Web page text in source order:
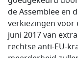
de Assemblee en
verkiezingen voor
juni 2017 van
rechtse anti-EU-